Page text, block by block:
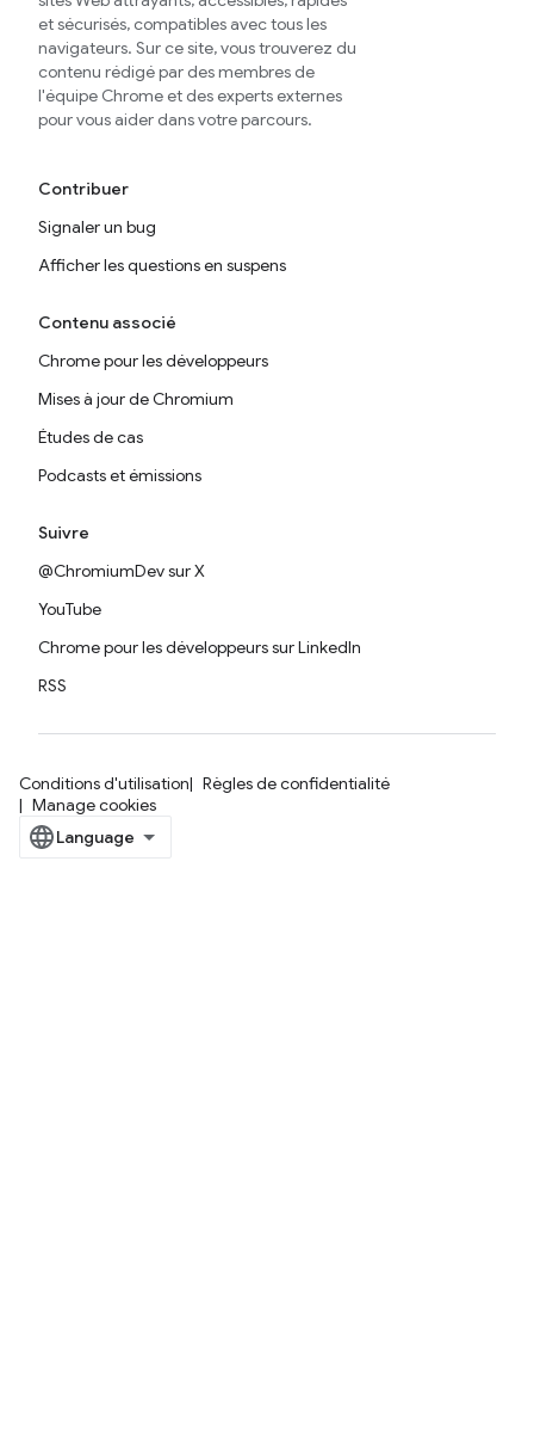
et sécurisés, compatibles avec tous les
navigateurs. Sur ce site, vous trouverez du
contenu rédigé par des membres de
l'équipe Chrome et des experts externes
pour vous aider dans votre parcours.
Contribuer
Signaler un bug
Afficher les questions en suspens
Contenu associé
Chrome pour les développeurs
Mises à jour de Chromium
Études de cas
Podcasts et émissions
Suivre
@ChromiumDev sur X
YouTube
Chrome pour les développeurs sur LinkedIn
RSS
Conditions d'utilisation
Règles de confidentialité
Manage cookies